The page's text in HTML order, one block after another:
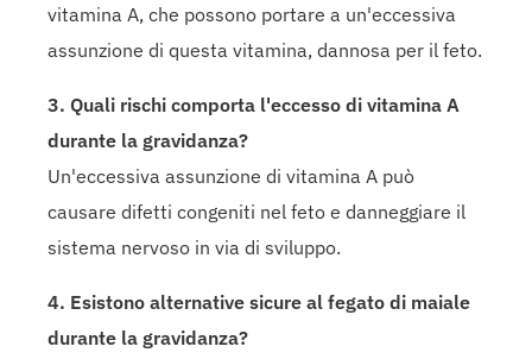
vitamina A, che possono portare a un'eccessiva
assunzione di questa vitamina, dannosa per il feto.
3. Quali rischi comporta l'eccesso di vitamina A
durante la gravidanza?
Un'eccessiva assunzione di vitamina A può
causare difetti congeniti nel feto e danneggiare il
sistema nervoso in via di sviluppo.
4. Esistono alternative sicure al fegato di maiale
durante la gravidanza?